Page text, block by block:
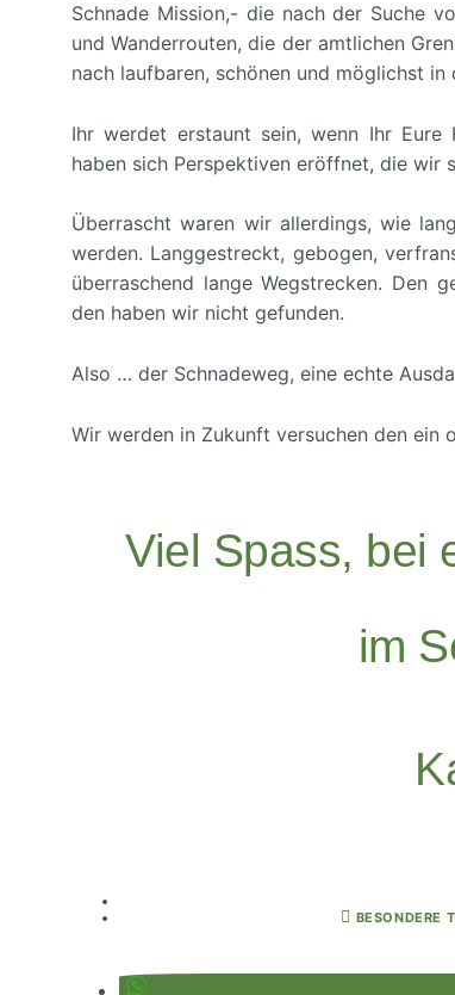
Schnade Mission,- die nach der Suche
und Wanderrouten, die der amtlichen
nach laufbaren, schönen und möglichst
Ihr werdet erstaunt sein, wenn Ihr Eure
haben sich Perspektiven eröffnet, die wir
Überrascht waren wir allerdings, wie
werden. Langgestreckt, gebogen,
überraschend lange Wegstrecken. Den
den haben wir nicht gefunden.
Also … der Schnadeweg, eine echte
Wir werden in Zukunft versuchen den ein
Viel Spass, bei
im
BESONDERE